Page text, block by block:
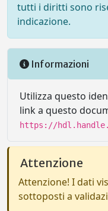
tutti i diritti sono
indicazione.
Informazioni
Utilizza questo
link a questo
https://
Attenzione
Attenzione! I dati
sottoposti a